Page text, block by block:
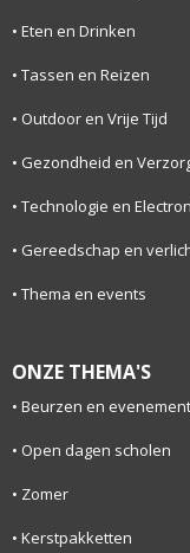
Eten en Drinken
Tassen en Reizen
Outdoor en Vrije Tijd
Gezondheid en
Technologie en
Gereedschap en
Thema en events
ONZE THEMA'S
Beurzen en
Open dagen scholen
Zomer
Kerstpakketten